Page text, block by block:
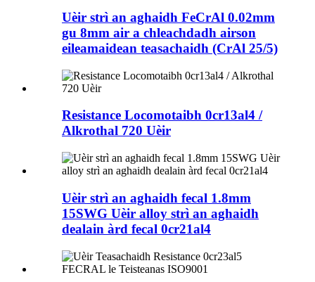
Uèir strì an aghaidh FeCrAl 0.02mm
gu 8mm air a chleachdadh airson
eileamaidean teasachaidh (CrAl 25/5)
Resistance Locomotaibh 0cr13al4 /
Alkrothal 720 Uèir
Uèir strì an aghaidh fecal 1.8mm
15SWG Uèir alloy strì an aghaidh
dealain àrd fecal 0cr21al4